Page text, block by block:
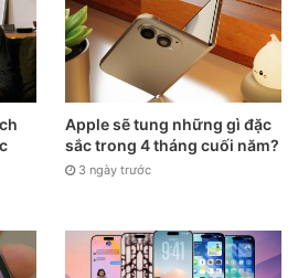
Apple sẽ tung những gì đặc
sắc trong 4 tháng cuối năm?
3 ngày trước